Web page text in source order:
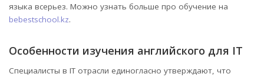
языка всерьез. Можно узнать больше про обучение на
bebestschool.kz.
Особенности изучения английского для IT
Специалисты в IT отрасли единогласно утверждают, что